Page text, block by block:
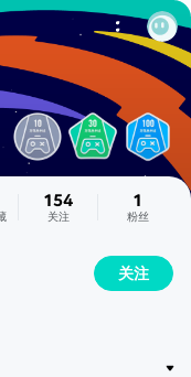
154
关注
1
粉丝
关注